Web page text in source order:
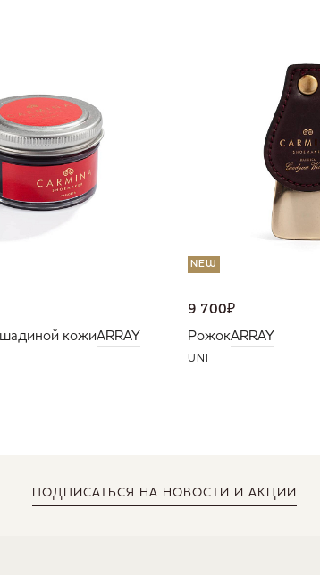
кожиARRAY
NEW
9 700₽
РожокARRAY
UNI
ПОДПИСАТЬСЯ НА НОВОСТИ И АКЦИИ